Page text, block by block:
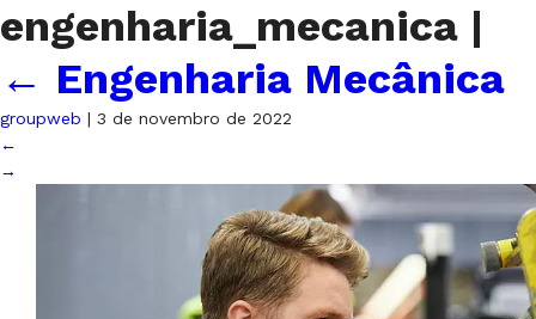
engenharia_mecanica |
← Engenharia Mecânica
groupweb | 3 de novembro de 2022
←
→